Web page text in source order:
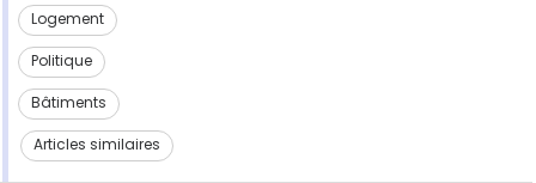
Logement
Politique
Bâtiments
Articles similaires